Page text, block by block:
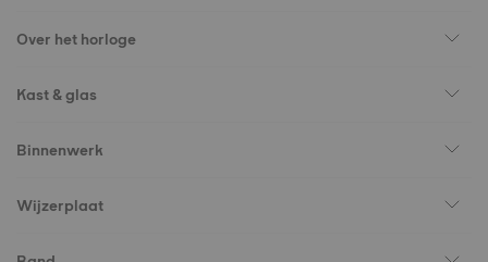
Over het horloge
Kast & glas
Binnenwerk
Wijzerplaat